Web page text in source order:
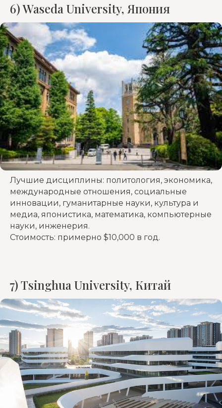
6) Waseda University, Япония
Лучшие дисциплины: политология, экономика,
международные отношения, социальные
инновации, гуманитарные науки, культура и
медиа, японистика, математика, компьютерные
науки, инженерия.
Стоимость: примерно $10,000 в год.
7) Tsinghua University, Китай